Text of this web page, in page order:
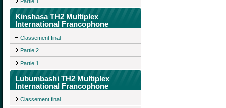
Kinshasa TH2 Multiplex
International Francophone
Classement final
Partie 2
Partie 1
Lubumbashi TH2 Multiplex
International Francophone
Classement final